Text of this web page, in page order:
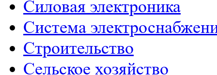
Силовая электроника
Система
Строительство
Сельское хозяйство